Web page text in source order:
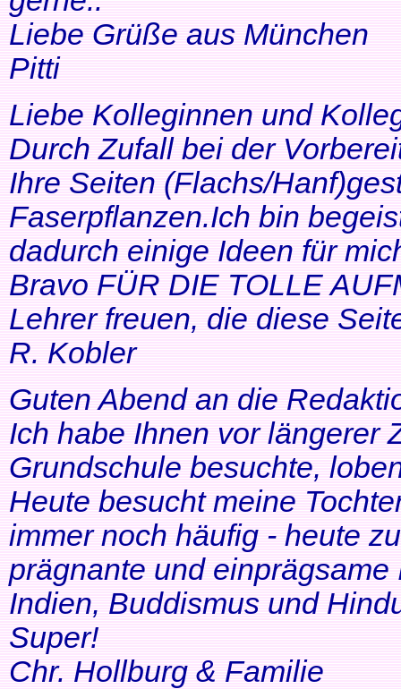
Liebe Grüße aus München
Pitti
Liebe Kolleginnen und
Durch Zufall bei der
Ihre Seiten (Flachs/
Faserpflanzen.Ich bin
dadurch einige Ideen für
Bravo FÜR DIE TOLLE
Lehrer freuen, die diese
R. Kobler
Guten Abend an die
Ich habe Ihnen vor längerer
Grundschule besuchte,
Heute besucht meine
immer noch häufig - heute
prägnante und
Indien, Buddismus und
Super!
Chr. Hollburg & Familie